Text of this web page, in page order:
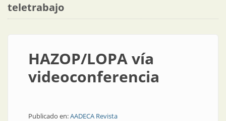
teletrabajo
HAZOP/LOPA vía
videoconferencia
Publicado en:AADECA Revista